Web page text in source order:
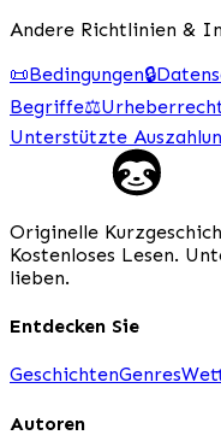
Andere Richtlinien &
📜Bedingungen🔒
Begriffe⚖️
Unterstützte
Originelle
Kostenloses Lesen.
lieben.
Entdecken Sie
GeschichtenGenres
Autoren